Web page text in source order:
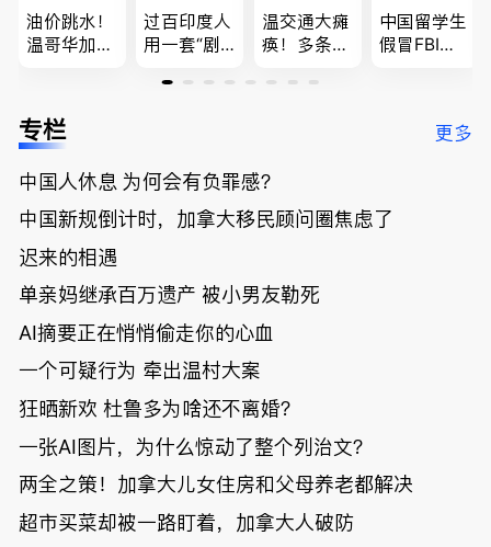
油价跳水！
温哥华加油
低；免费狂
送50万磅蔬
温“丑陋土
豆日”冲击
吉尼斯纪
录；惨！留
骗光2万美
元，还被卷
入跨国刑案
账户遭封！
过百印度人
用一套“剧
官：太假
欠款多出$1
9万；突
发！无辜男
亡；
温交通大瘫
痪！多条主
底；做顿饭
单；房市崩
盘前兆？加
国租赁市场
中国留学生
假冒FBI上
夫妻住进殡
专栏 更多
中国人休息 为何会有负罪感？
中国新规倒计时，加拿大移民顾问圈焦虑了
迟来的相遇
单亲妈继承百万遗产 被小男友勒死
AI摘要正在悄悄偷走你的心血
一个可疑行为 牵出温村大案
狂晒新欢 杜鲁多为啥还不离婚？
一张AI图片，为什么惊动了整个列治文？
两全之策！加拿大儿女住房和父母养老都解决
超市买菜却被一路盯着，加拿大人破防